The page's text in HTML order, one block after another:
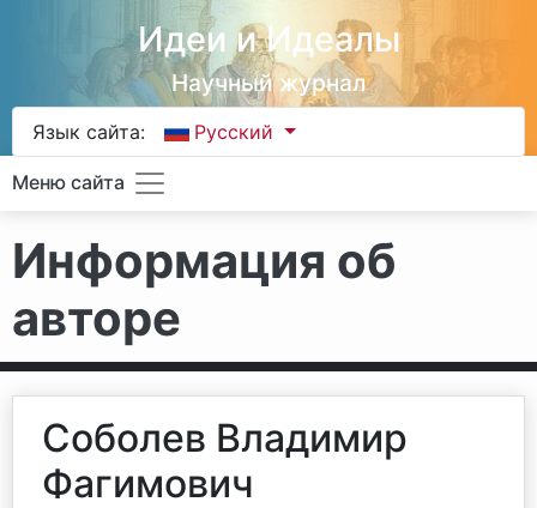
Идеи и Идеалы
Научный журнал
Язык сайта: Русский
Меню сайта
Информация об
авторе
Соболев Владимир
Фагимович